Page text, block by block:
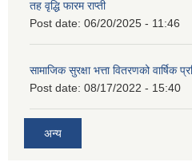
तह वृद्धि फारम राप्ती
Post date: 06/20/2025 - 11:46
सामाजिक सुरक्षा भत्ता वितरणको वार्षिक
Post date: 08/17/2022 - 15:40
अन्य